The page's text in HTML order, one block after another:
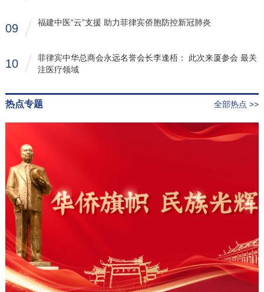
09 福建中医“云”支援 助力菲律宾侨胞防控新冠肺炎
10
菲律宾中华总商会永远名誉会长李逢梧： 此次来厦参会 最关
注医疗领域
热点专题 全部热点 >>